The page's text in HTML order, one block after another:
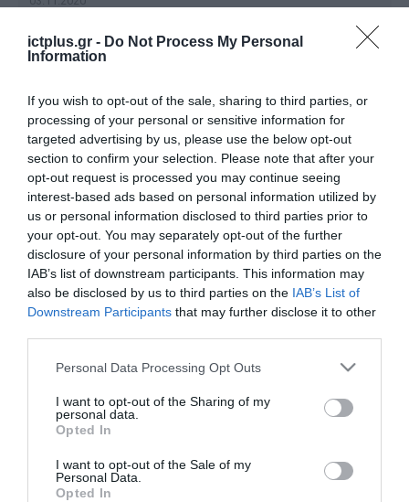
ictplus.gr - Do Not Process My Personal
Information
If you wish to opt-out of the sale, sharing to third parties, or
processing of your personal or sensitive information for
targeted advertising by us, please use the below opt-out
section to confirm your selection. Please note that after your
opt-out request is processed you may continue seeing
interest-based ads based on personal information utilized by
us or personal information disclosed to third parties prior to
your opt-out. You may separately opt-out of the further
disclosure of your personal information by third parties on the
IAB’s list of downstream participants. This information may
also be disclosed by us to third parties on the IAB’s List of
Downstream Participants that may further disclose it to other
Please note that this website/app uses one or more Google
not limited to your visit or usage behaviour. You may click to
grant or deny consent to Google and its third-party tags to
use your data for below specified purposes in below Google
consent section.
Personal Data Processing Opt Outs
I want to opt-out of the Sharing of my
personal data.
Opted In
I want to opt-out of the Sale of my
Personal Data.
Opted In
στο διαδίκτυο. Συνεπής στη στρατηγική
ψηφιακού μετασχηματισμού, η Maltco Lotteries
εξοπλίζεται με την προηγμένη λύση για
Ψηφιακές Λοταρίες, INTRALOT LotosXi, και
αγαπημένα παιχνίδια […]